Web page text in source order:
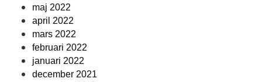
maj 2022
april 2022
mars 2022
februari 2022
januari 2022
december 2021